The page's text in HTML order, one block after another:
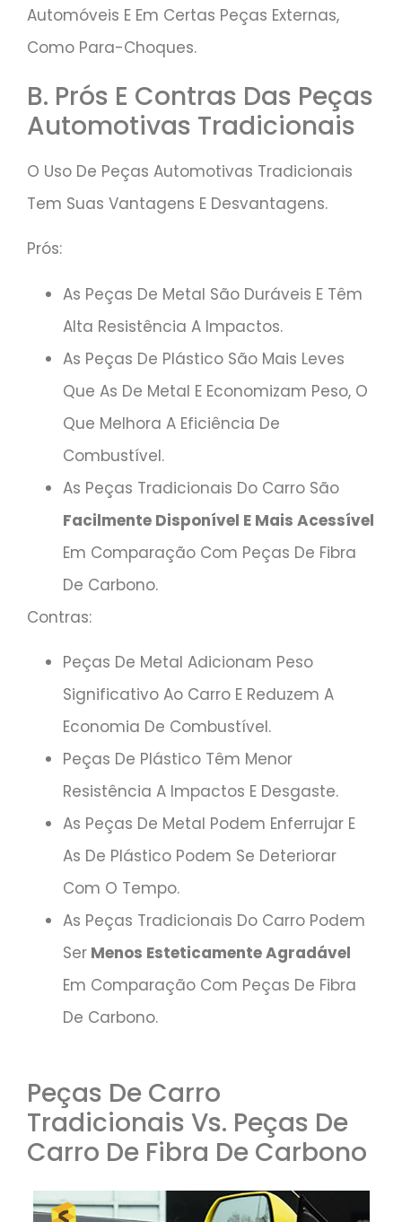
Automóveis E Em Certas Peças Externas,
Como Para-Choques.
B. Prós E Contras Das Peças
Automotivas Tradicionais
O Uso De Peças Automotivas Tradicionais
Tem Suas Vantagens E Desvantagens.
Prós:
As Peças De Metal São Duráveis E Têm
Alta Resistência A Impactos.
As Peças De Plástico São Mais Leves
Que As De Metal E Economizam Peso, O
Que Melhora A Eficiência De
Combustível.
As Peças Tradicionais Do Carro São
Facilmente Disponível E Mais Acessível
Em Comparação Com Peças De Fibra
De Carbono.
Contras:
Peças De Metal Adicionam Peso
Significativo Ao Carro E Reduzem A
Economia De Combustível.
Peças De Plástico Têm Menor
Resistência A Impactos E Desgaste.
As Peças De Metal Podem Enferrujar E
As De Plástico Podem Se Deteriorar
Com O Tempo.
As Peças Tradicionais Do Carro Podem
Ser Menos Esteticamente Agradável
Em Comparação Com Peças De Fibra
De Carbono.
Peças De Carro
Tradicionais Vs. Peças De
Carro De Fibra De Carbono